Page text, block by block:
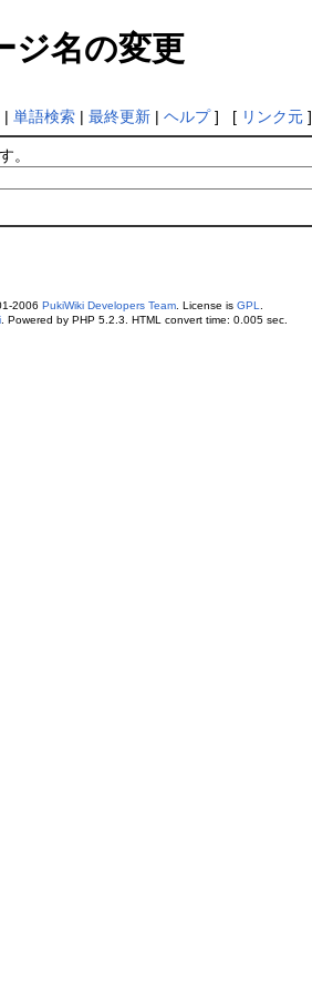
ジ名の変更
| 単語検索| 最終更新| ヘルプ] [ リンク元]
。
2006 PukiWiki Developers Team. License is GPL
. Powered by PHP 5.2.3. HTML convert time: 0.005 sec.